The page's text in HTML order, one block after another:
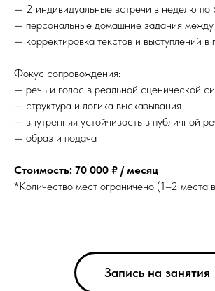
— 2 индивидуальные встречи в неделю по
— персональные домашние задания между
— корректировка текстов и выступлений в
Фокус сопровождения:
— речь и голос в реальной сценической
— структура и логика высказывания
— внутренняя устойчивость в публичной
— образ и подача
Стоимость: 70 000 ₽ / месяц
*Количество мест ограничено (1–2 места
Запись на занятия